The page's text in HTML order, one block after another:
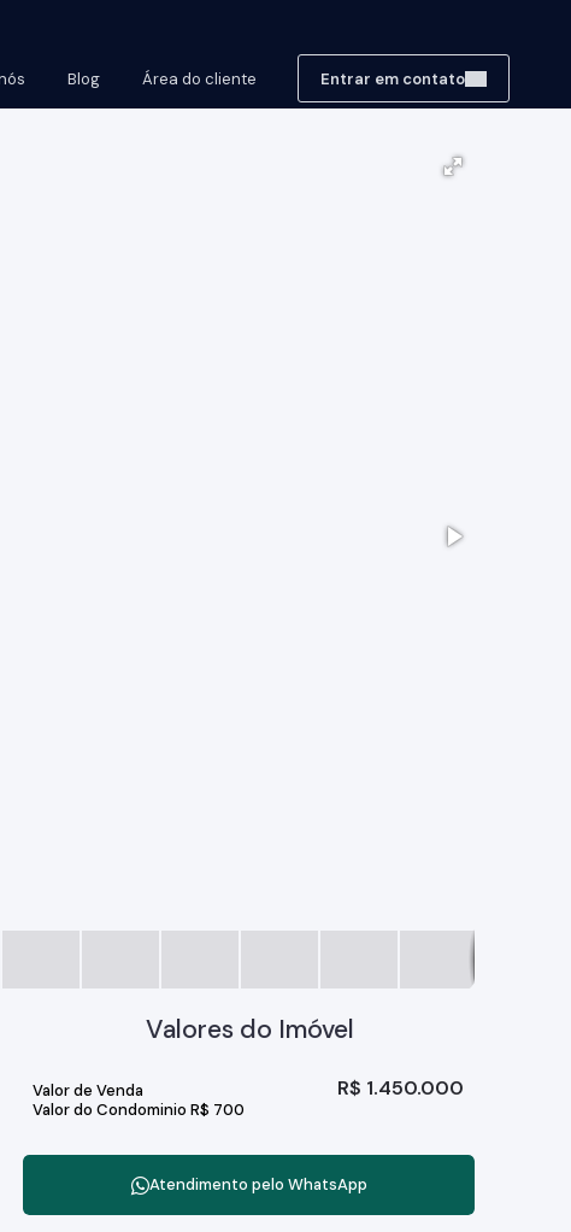
Entrar em contato
Área do cliente
Blog
Valores do Imóvel
R$ 1.450.000
Valor de Venda
Valor do Condominio R$ 700
Atendimento pelo WhatsApp